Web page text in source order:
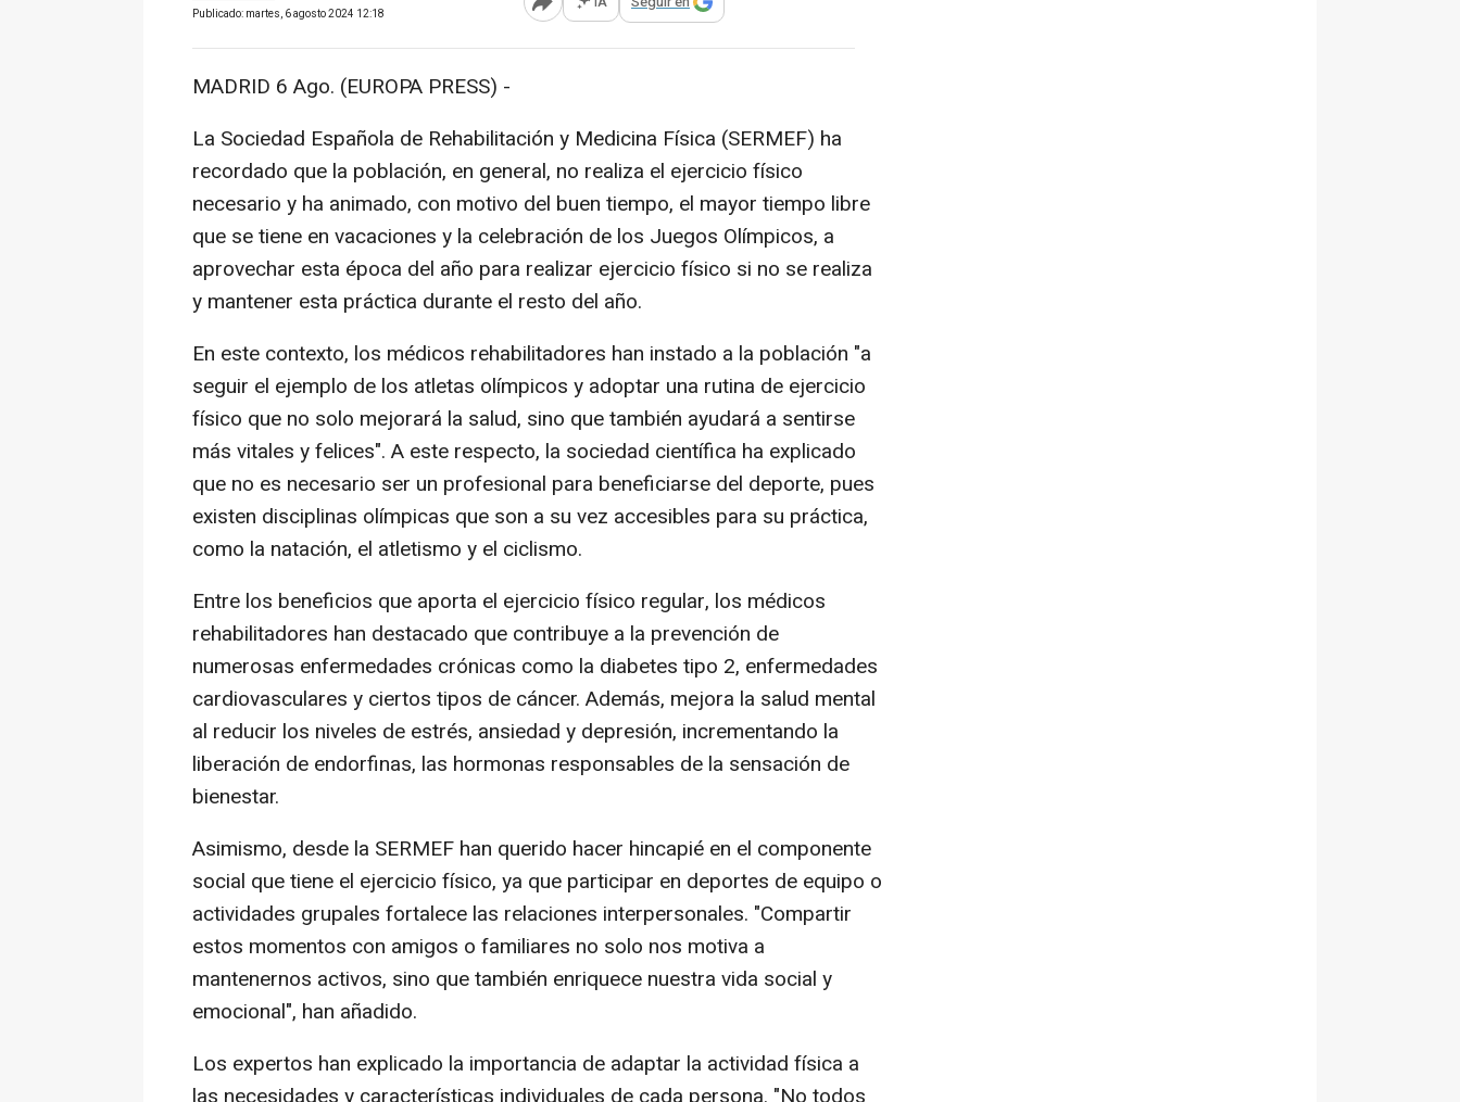
Publicado: martes, 6 agosto 2024 12:18 Abrir opciones para compartir
MADRID 6 Ago. (EUROPA PRESS) -
La Sociedad Española de Rehabilitación y Medicina Física (SERMEF) ha
recordado que la población, en general, no realiza el ejercicio físico
necesario y ha animado, con motivo del buen tiempo, el mayor tiempo libre
que se tiene en vacaciones y la celebración de los Juegos Olímpicos, a
aprovechar esta época del año para realizar ejercicio físico si no se realiza
y mantener esta práctica durante el resto del año.
En este contexto, los médicos rehabilitadores han instado a la población "a
seguir el ejemplo de los atletas olímpicos y adoptar una rutina de ejercicio
físico que no solo mejorará la salud, sino que también ayudará a sentirse
más vitales y felices". A este respecto, la sociedad científica ha explicado
que no es necesario ser un profesional para beneficiarse del deporte, pues
existen disciplinas olímpicas que son a su vez accesibles para su práctica,
como la natación, el atletismo y el ciclismo.
Entre los beneficios que aporta el ejercicio físico regular, los médicos
rehabilitadores han destacado que contribuye a la prevención de
numerosas enfermedades crónicas como la diabetes tipo 2, enfermedades
cardiovasculares y ciertos tipos de cáncer. Además, mejora la salud mental
al reducir los niveles de estrés, ansiedad y depresión, incrementando la
liberación de endorfinas, las hormonas responsables de la sensación de
bienestar.
Asimismo, desde la SERMEF han querido hacer hincapié en el componente
social que tiene el ejercicio físico, ya que participar en deportes de equipo o
actividades grupales fortalece las relaciones interpersonales. "Compartir
estos momentos con amigos o familiares no solo nos motiva a
mantenernos activos, sino que también enriquece nuestra vida social y
emocional", han añadido.
Los expertos han explicado la importancia de adaptar la actividad física a